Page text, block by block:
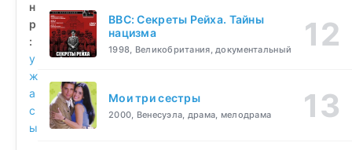
н
р
:
у
ж
а
с
ы
BBC: Секреты Рейха. Тайны
нацизма
1998, Великобритания, документальный
Мои три сестры
2000, Венесуэла, драма, мелодрама